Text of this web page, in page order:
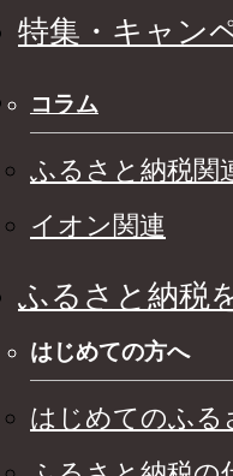
特集・キャン
コラム
ふるさと納税関
イオン関連
ふるさと納税
はじめての方へ
はじめてのふる